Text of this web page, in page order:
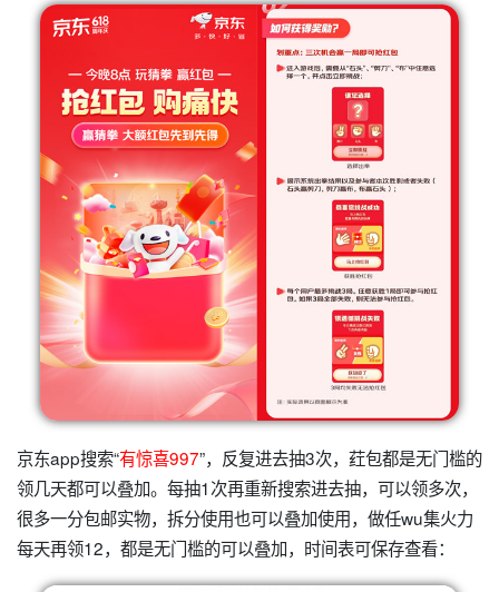
京东app搜索“有惊喜997”，反复进去抽3次，荭包都是无门槛的
领几天都可以叠加。每抽1次再重新搜索进去抽，可以领多次，
很多一分包邮实物，拆分使用也可以叠加使用，做任wu集火力
每天再领12，都是无门槛的可以叠加，时间表可保存查看：